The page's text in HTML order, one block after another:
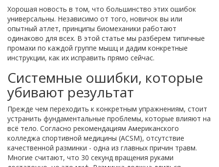
Хорошая новость в том, что большинство этих ошибок
универсальны. Независимо от того, новичок вы или
опытный атлет, принципы биомеханики работают
одинаково для всех. В этой статье мы разберем типичные
промахи по каждой группе мышц и дадим конкретные
инструкции, как их исправить прямо сейчас.
Системные ошибки, которые
убивают результат
Прежде чем переходить к конкретным упражнениям, стоит
устранить фундаментальные проблемы, которые влияют на
всё тело. Согласно рекомендациям Американского
колледжа спортивной медицины (ACSM), отсутствие
качественной разминки - одна из главных причин травм.
Многие считают, что 30 секунд вращения руками